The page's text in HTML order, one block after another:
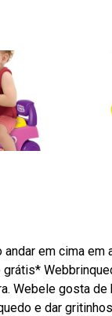
andar em cima
Webele gosta de
e dar